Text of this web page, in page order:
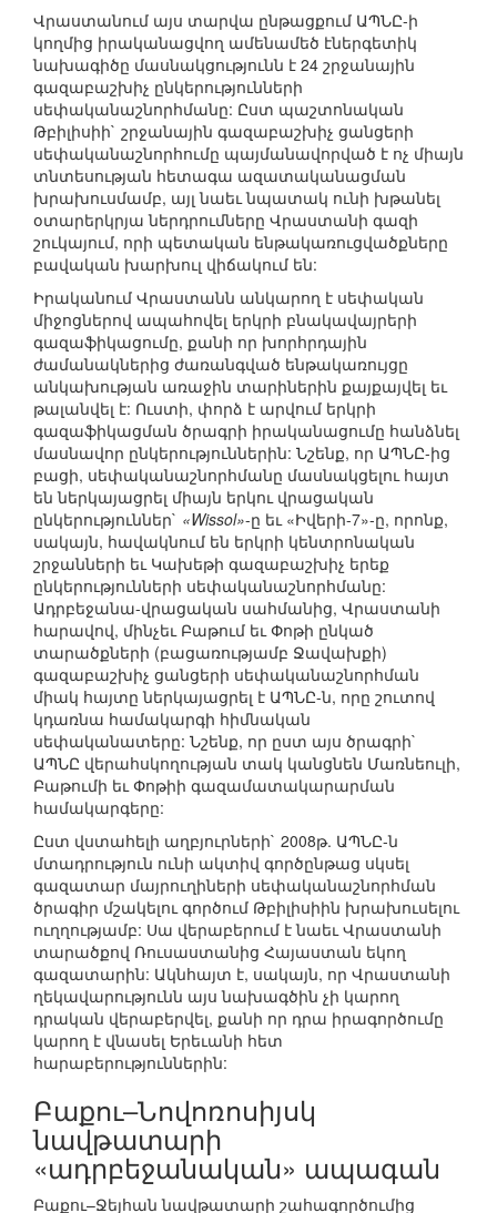
Վրաստանում այս տարվա ընթացքում ԱՊՆԸ-ի
կողմից իրականացվող ամենամեծ էներգետիկ
նախագիծը մասնակցությունն է 24 շրջանային
գազաբաշխիչ ընկերությունների
սեփականաշնորհմանը: Ըստ պաշտոնական
Թբիլիսիի` շրջանային գազաբաշխիչ ցանցերի
սեփականաշնորհումը պայմանավորված է ոչ միայն
տնտեսության հետագա ազատականացման
խրախուսմամբ, այլ նաեւ նպատակ ունի խթանել
օտարերկրյա ներդրումները Վրաստանի գազի
շուկայում, որի պետական ենթակառուցվածքները
բավական խարխուլ վիճակում են:
Իրականում Վրաստանն անկարող է սեփական
միջոցներով ապահովել երկրի բնակավայրերի
գազաֆիկացումը, քանի որ խորհրդային
ժամանակներից ժառանգված ենթակառույցը
անկախության առաջին տարիներին քայքայվել եւ
թալանվել է: Ուստի, փորձ է արվում երկրի
գազաֆիկացման ծրագրի իրականացումը հանձնել
մասնավոր ընկերություններին: Նշենք, որ ԱՊՆԸ-ից
բացի, սեփականաշնորհմանը մասնակցելու հայտ
են ներկայացրել միայն երկու վրացական
ընկերություններ` «Wissol»-ը եւ «Իվերի-7»-ը, որոնք,
սակայն, հավակնում են երկրի կենտրոնական
շրջանների եւ Կախեթի գազաբաշխիչ երեք
ընկերությունների սեփականաշնորհմանը:
Ադրբեջանա-վրացական սահմանից, Վրաստանի
հարավով, մինչեւ Բաթում եւ Փոթի ընկած
տարածքների (բացառությամբ Ջավախքի)
գազաբաշխիչ ցանցերի սեփականաշնորհման
միակ հայտը ներկայացրել է ԱՊՆԸ-ն, որը շուտով
կդառնա համակարգի հիմնական
սեփականատերը: Նշենք, որ ըստ այս ծրագրի`
ԱՊՆԸ վերահսկողության տակ կանցնեն Մառնեուլի,
Բաթումի եւ Փոթիի գազամատակարարման
համակարգերը:
Ըստ վստահելի աղբյուրների` 2008թ. ԱՊՆԸ-ն
մտադրություն ունի ակտիվ գործընթաց սկսել
գազատար մայրուղիների սեփականաշնորհման
ծրագիր մշակելու գործում Թբիլիսիին խրախուսելու
ուղղությամբ: Սա վերաբերում է նաեւ Վրաստանի
տարածքով Ռուսաստանից Հայաստան եկող
գազատարին: Ակնհայտ է, սակայն, որ Վրաստանի
ղեկավարությունն այս նախագծին չի կարող
դրական վերաբերվել, քանի որ դրա իրագործումը
կարող է վնասել Երեւանի հետ
հարաբերություններին:
Բաքու–Նովոռոսիյսկ
նավթատարի
«ադրբեջանական» ապագան
Բաքու–Ջեյհան նավթատարի շահագործումից